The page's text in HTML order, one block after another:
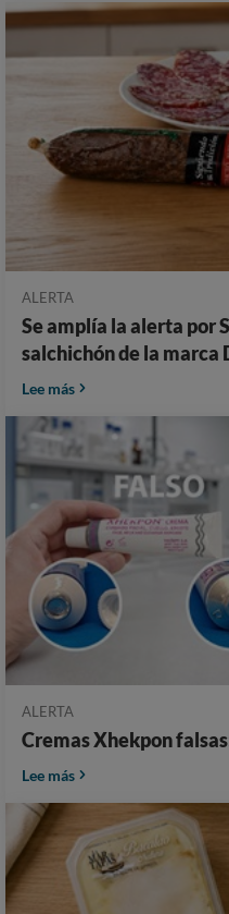
ALERTA
Se amplía la alerta por
salchichón de la marca
Lee más
ALERTA
Cremas Xhekpon
Lee más